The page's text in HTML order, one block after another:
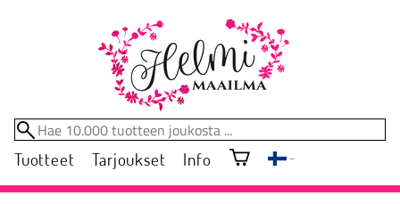
Tuotteet Tarjoukset Info